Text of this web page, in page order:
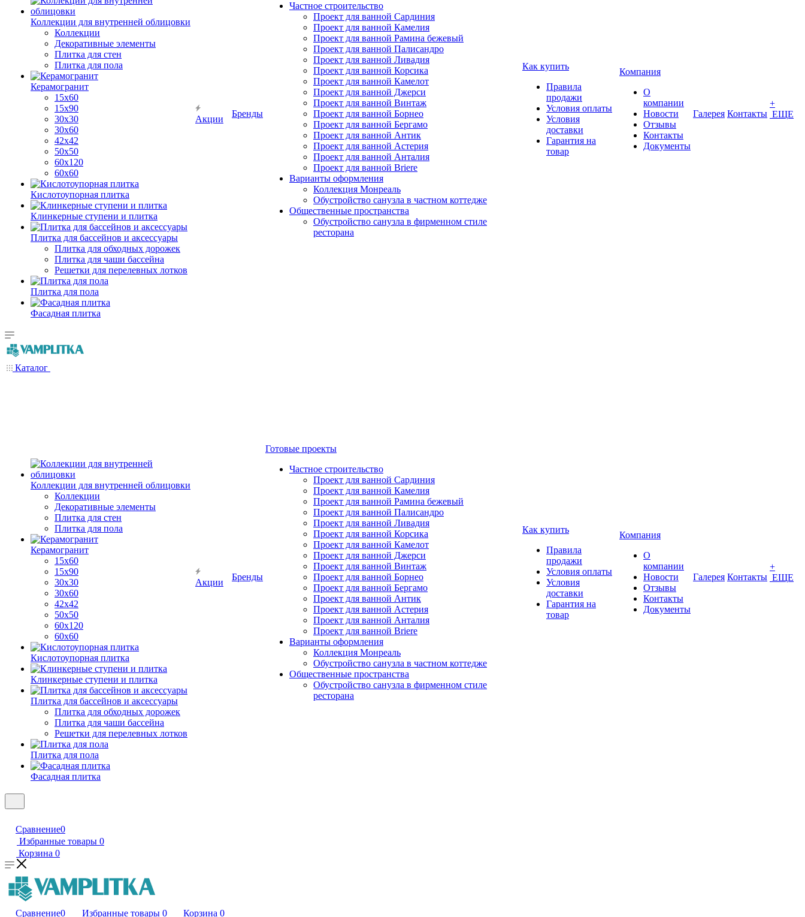
Коллекции для внутренней облицовки
Коллекции
Декоративные элементы
Плитка для стен
Плитка для пола
Керамогранит
15х60
15x90
30х30
30х60
42х42
50х50
60х120
60х60
Кислотоупорная плитка
Клинкерные ступени и плитка
Плитка для бассейнов и аксессуары
Плитка для обходных дорожек
Плитка для чаши бассейна
Решетки для перелевных лотков
Плитка для пола
Фасадная плитка
Акции
Бренды
Частное строительство
Проект для ванной Сардиния
Проект для ванной Камелия
Проект для ванной Рамина бежевый
Проект для ванной Палисандро
Проект для ванной Ливадия
Проект для ванной Корсика
Проект для ванной Камелот
Проект для ванной Джерси
Проект для ванной Винтаж
Проект для ванной Борнео
Проект для ванной Бергамо
Проект для ванной Антик
Проект для ванной Астерия
Проект для ванной Анталия
Проект для ванной Briere
Варианты оформления
Коллекция Монреаль
Обустройство санузла в частном коттедже
Общественные пространства
Обустройство санузла в фирменном стиле
ресторана
Как купить
Правила
продажи
Условия оплаты
Условия
доставки
Гарантия на
товар
Компания
О
компании
Новости
Отзывы
Контакты
Документы
Галерея Контакты
+
ЕЩЕ
Каталог
Коллекции для внутренней облицовки
Коллекции
Декоративные элементы
Плитка для стен
Плитка для пола
Керамогранит
15х60
15x90
30х30
30х60
42х42
50х50
60х120
60х60
Кислотоупорная плитка
Клинкерные ступени и плитка
Плитка для бассейнов и аксессуары
Плитка для обходных дорожек
Плитка для чаши бассейна
Решетки для перелевных лотков
Плитка для пола
Фасадная плитка
Акции
Бренды
Готовые проекты
Частное строительство
Проект для ванной Сардиния
Проект для ванной Камелия
Проект для ванной Рамина бежевый
Проект для ванной Палисандро
Проект для ванной Ливадия
Проект для ванной Корсика
Проект для ванной Камелот
Проект для ванной Джерси
Проект для ванной Винтаж
Проект для ванной Борнео
Проект для ванной Бергамо
Проект для ванной Антик
Проект для ванной Астерия
Проект для ванной Анталия
Проект для ванной Briere
Варианты оформления
Коллекция Монреаль
Обустройство санузла в частном коттедже
Общественные пространства
Обустройство санузла в фирменном стиле
ресторана
Как купить
Правила
продажи
Условия оплаты
Условия
доставки
Гарантия на
товар
Компания
О
компании
Новости
Отзывы
Контакты
Документы
Галерея Контакты
+
ЕЩЕ
Сравнение0
Избранные товары 0
Корзина 0
Сравнение0 Избранные товары 0 Корзина 0